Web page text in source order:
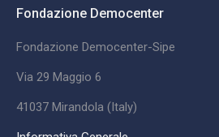
Fondazione Democenter
Fondazione Democenter-Sipe
Via 29 Maggio 6
41037 Mirandola (Italy)